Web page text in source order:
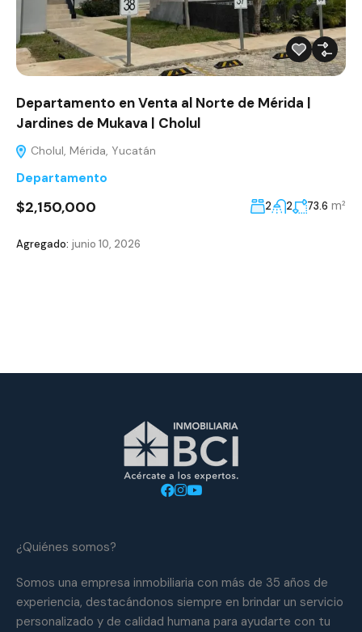
Departamento en Venta al Norte de Mérida |
Jardines de Mukava | Cholul
Cholul, Mérida, Yucatán
Departamento
$2,150,000 2 2 73.6 m²
Agregado: junio 10, 2026
¿Quiénes somos?
Somos una empresa inmobiliaria con más de 35 años de
experiencia, destacándonos siempre en brindar un servicio
personalizado y de calidad humana para ayudarte con tu